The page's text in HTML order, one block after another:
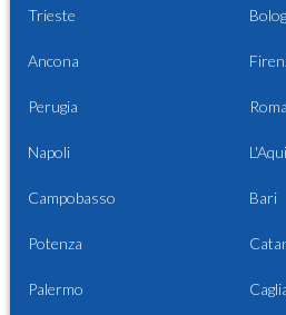
Trieste
Ancona
Perugia Roma
Napoli
Campobasso Bari
Potenza
Palermo